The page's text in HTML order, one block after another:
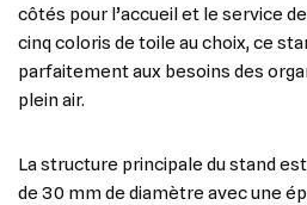
côtés pour l’accueil et le service
cinq coloris de toile au choix, ce
parfaitement aux besoins des
plein air.
La structure principale du stand
de 30 mm de diamètre avec une